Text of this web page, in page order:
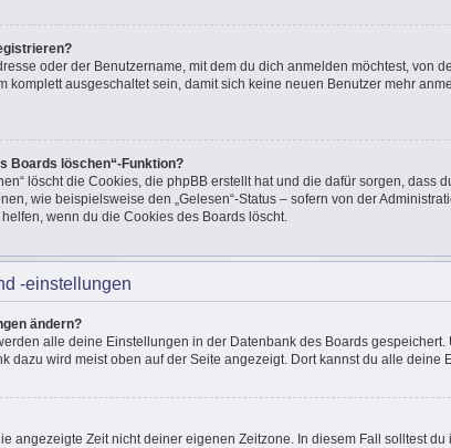
oder der Benutzername, mit dem du dich anmelden möchtest, von
komplett ausgeschaltet sein, damit sich keine neuen Benutzer mehr
Boards löschen“-Funktion?
löscht die Cookies, die phpBB erstellt hat und die dafür sorgen, dass
wie beispielsweise den „Gelesen“-Status – sofern von der
wenn du die Cookies des Boards löscht.
-einstellungen
ändern?
alle deine Einstellungen in der Datenbank des Boards
dazu wird meist oben auf der Seite angezeigt. Dort kannst du alle deine
angezeigte Zeit nicht deiner eigenen Zeitzone. In diesem Fall solltest du